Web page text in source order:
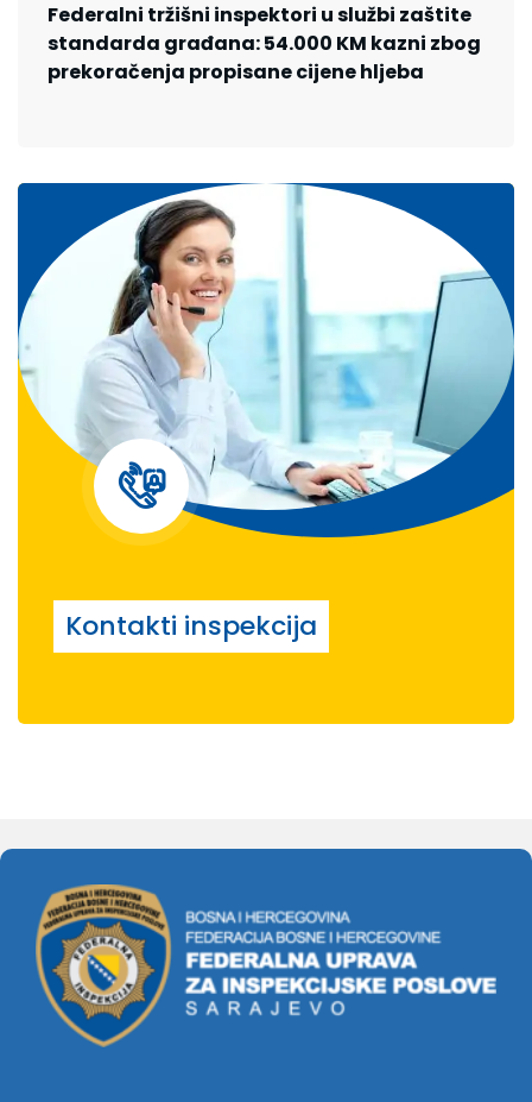
Federalni tržišni inspektori u službi zaštite
standarda građana: 54.000 KM kazni zbog
prekoračenja propisane cijene hljeba
Kontakti inspekcija